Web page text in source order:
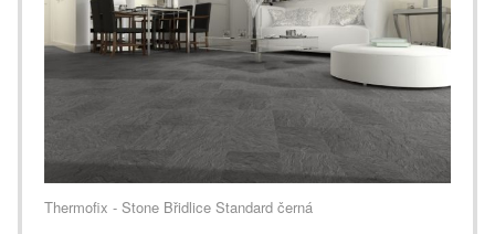
Thermofix - Stone Břidlice Standard černá